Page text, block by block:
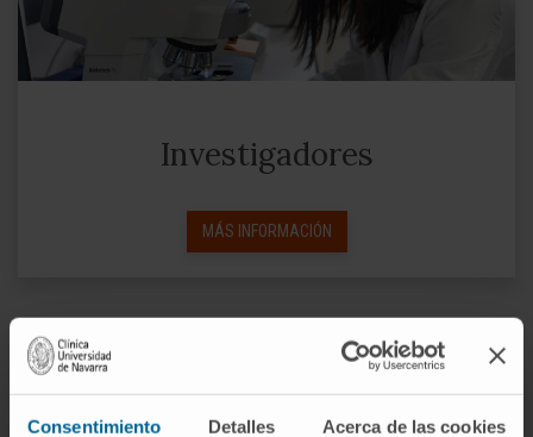
Consentimiento Detalles Acerca de las cookies
Investigadores
MÁS INFORMACIÓN